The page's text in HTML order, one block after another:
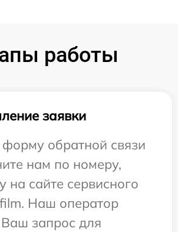
работы
заявки
обратной связи
нам по номеру,
на сайте сервисного
Наш оператор
Ваш запрос для